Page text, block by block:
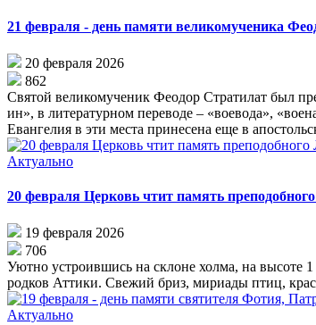
21 февраля - день памяти великомученика
20 февраля 2026
862
Свя­той ве­ли­ко­му­че­ник Фе­о­дор Стра­ти­лат был
ин», в ли­те­ра­тур­ном пе­ре­во­де – «во­е­во­да»,
Еван­ге­лия в эти ме­ста при­не­се­на еще в
Актуально
20 февраля Церковь чтит память
19 февраля 2026
706
Уют­но устро­ив­шись на склоне хол­ма, на вы­со­те
род­ков Ат­ти­ки. Све­жий бриз, ми­ри­а­ды птиц,
Актуально